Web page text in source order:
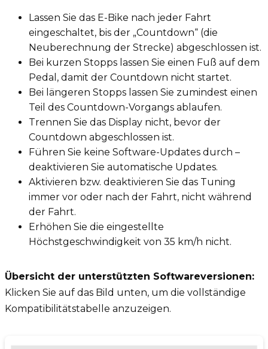
Lassen Sie das E-Bike nach jeder Fahrt
eingeschaltet, bis der „Countdown“ (die
Neuberechnung der Strecke) abgeschlossen ist.
Bei kurzen Stopps lassen Sie einen Fuß auf dem
Pedal, damit der Countdown nicht startet.
Bei längeren Stopps lassen Sie zumindest einen
Teil des Countdown-Vorgangs ablaufen.
Trennen Sie das Display nicht, bevor der
Countdown abgeschlossen ist.
Führen Sie keine Software-Updates durch –
deaktivieren Sie automatische Updates.
Aktivieren bzw. deaktivieren Sie das Tuning
immer vor oder nach der Fahrt, nicht während
der Fahrt.
Erhöhen Sie die eingestellte
Höchstgeschwindigkeit von 35 km/h nicht.
Übersicht der unterstützten Softwareversionen:
Klicken Sie auf das Bild unten, um die vollständige
Kompatibilitätstabelle anzuzeigen.